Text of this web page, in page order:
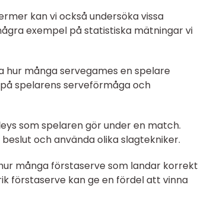
kan vi också undersöka vissa
exempel på statistiska mätningar vi
hur många servegames en spelare
spelarens serveförmåga och
som spelaren gör under en match.
och använda olika slagtekniker.
många förstaserve som landar korrekt
förstaserve kan ge en fördel att vinna